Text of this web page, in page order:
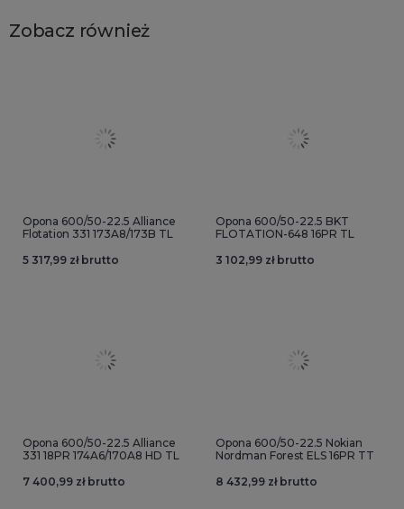
Zobacz również
Opona 600/50-22.5 Alliance
Flotation 331 173A8/173B TL
5 317,99 zł brutto
Opona 600/50-22.5 BKT
FLOTATION-648 16PR TL
3 102,99 zł brutto
Opona 600/50-22.5 Alliance
331 18PR 174A6/170A8 HD TL
7 400,99 zł brutto
Opona 600/50-22.5 Nokian
Nordman Forest ELS 16PR TT
8 432,99 zł brutto